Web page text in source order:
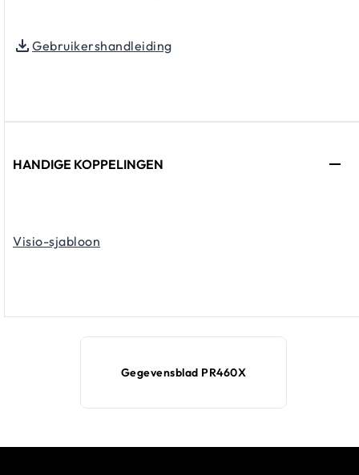
Gebruikershandleiding
HANDIGE KOPPELINGEN
Visio-sjabloon
Gegevensblad PR460X